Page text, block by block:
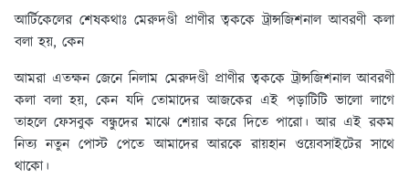
আর্টিকেলের শেষকথাঃমেরুদণ্ডী প্রাণীর ত্বককে ট্রান্সজিশনাল আবরণী কলা
বলা হয়, কেন
আমরা এতক্ষন জেনে নিলাম মেরুদণ্ডী প্রাণীর ত্বককে ট্রান্সজিশনাল আবরণী
কলা বলা হয়, কেন যদি তোমাদের আজকের এই পড়াটিটি ভালো লাগে
তাহলে ফেসবুক বন্ধুদের মাঝে শেয়ার করে দিতে পারো। আর এই রকম
নিত্য নতুন পোস্ট পেতে আমাদের আরকে রায়হান ওয়েবসাইটের সাথে
থাকো।